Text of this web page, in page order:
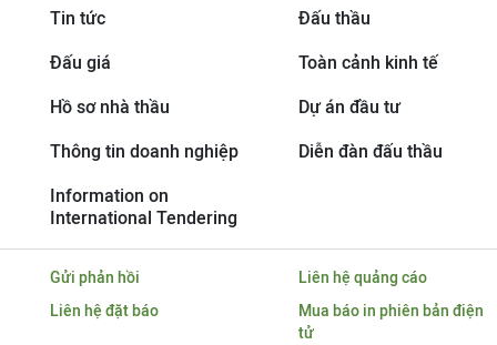
Tin tức Đấu thầu
Đấu giá Toàn cảnh kinh tế
Hồ sơ nhà thầu Dự án đầu tư
Thông tin doanh nghiệp Diễn đàn đấu thầu
Information on
International Tendering
Gửi phản hồi
Liên hệ quảng cáo
Liên hệ đặt báo
Mua báo in phiên bản điện
tử